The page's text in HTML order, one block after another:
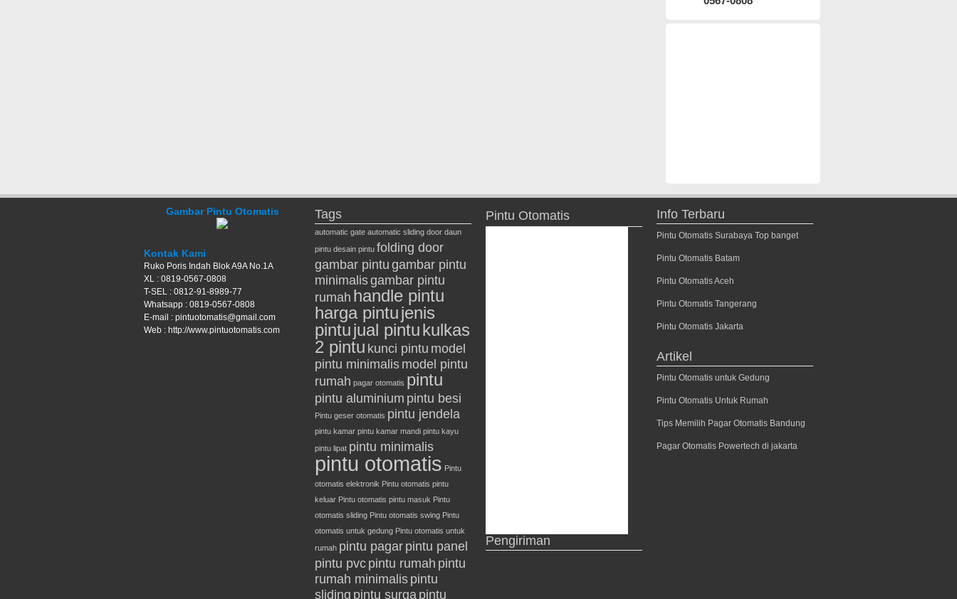
Gambar Pintu Otomatis
Kontak Kami
Ruko Poris Indah Blok A9A No.1A
XL : 0819-0567-0808
T-SEL : 0812-91-8989-77
Whatsapp : 0819-0567-0808
E-mail : pintuotomatis@gmail.com
Web : http://www.pintuotomatis.com
Tags
automatic gate automatic sliding door daun
pintu desain pintu folding door
gambar pintu gambar pintu
minimalisgambar pintu
rumah handle pintu
harga pintujenis
pintujual pintukulkas
2 pintu kunci pintu model
pintu minimalis model pintu
rumah pagar otomatis pintu
pintu aluminium pintu besi
Pintu geser otomatis pintu jendela
pintu kamar pintu kamar mandi pintu kayu
pintu lipat pintu minimalis
pintu otomatis Pintu
otomatis elektronik Pintu otomatis pintu
keluar Pintu otomatis pintu masuk Pintu
otomatis sliding Pintu otomatis swing Pintu
otomatis untuk gedung Pintu otomatis untuk
rumah pintu pagar pintu panel
pintu pvc pintu rumah pintu
rumah minimalis pintu
sliding pintu surga pintu
Pintu Otomatis
Pengiriman
Info Terbaru
Pintu Otomatis Surabaya Top banget
Pintu Otomatis Batam
Pintu Otomatis Aceh
Pintu Otomatis Tangerang
Pintu Otomatis Jakarta
Artikel
Pintu Otomatis untuk Gedung
Pintu Otomatis Untuk Rumah
Tips Memilih Pagar Otomatis Bandung
Pagar Otomatis Powertech di jakarta